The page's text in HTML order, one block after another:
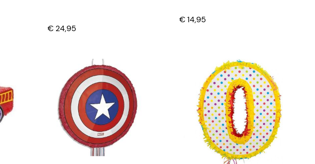
€ 24,95
€ 14,95